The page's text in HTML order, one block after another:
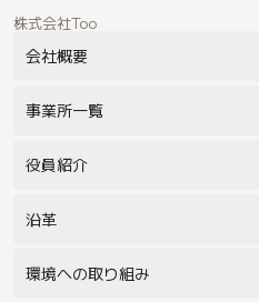
株式会社Too
会社概要
事業所一覧
役員紹介
沿革
環境への取り組み